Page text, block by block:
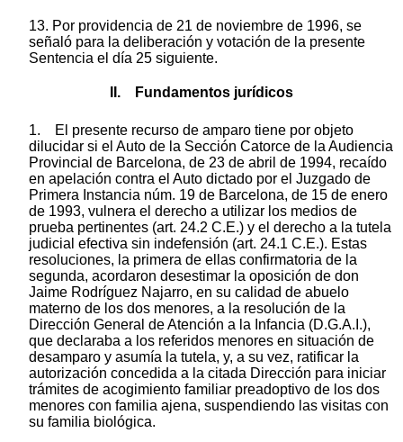
13. Por providencia de 21 de noviembre de 1996, se
señaló para la deliberación y votación de la presente
Sentencia el día 25 siguiente.
II. Fundamentos jurídicos
1. El presente recurso de amparo tiene por objeto
dilucidar si el Auto de la Sección Catorce de la Audiencia
Provincial de Barcelona, de 23 de abril de 1994, recaído
en apelación contra el Auto dictado por el Juzgado de
Primera Instancia núm. 19 de Barcelona, de 15 de enero
de 1993, vulnera el derecho a utilizar los medios de
prueba pertinentes (art. 24.2 C.E.) y el derecho a la tutela
judicial efectiva sin indefensión (art. 24.1 C.E.). Estas
resoluciones, la primera de ellas confirmatoria de la
segunda, acordaron desestimar la oposición de don
Jaime Rodríguez Najarro, en su calidad de abuelo
materno de los dos menores, a la resolución de la
Dirección General de Atención a la Infancia (D.G.A.I.),
que declaraba a los referidos menores en situación de
desamparo y asumía la tutela, y, a su vez, ratificar la
autorización concedida a la citada Dirección para iniciar
trámites de acogimiento familiar preadoptivo de los dos
menores con familia ajena, suspendiendo las visitas con
su familia biológica.